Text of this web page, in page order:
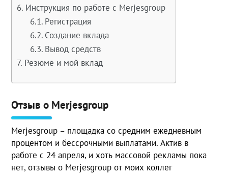
Инструкция по работе с Merjesgroup
Регистрация
Создание вклада
Вывод средств
Резюме и мой вклад
Отзыв о Merjesgroup
Merjesgroup – площадка со средним ежедневным
процентом и бессрочными выплатами. Актив в
работе с 24 апреля, и хоть массовой рекламы пока
нет, отзывы о Merjesgroup от моих коллег